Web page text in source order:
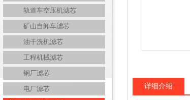
轨道车空压机滤芯
矿山自卸车滤芯
油干洗机滤芯
工程机械滤芯
钢厂滤芯
电厂滤芯 详细介绍